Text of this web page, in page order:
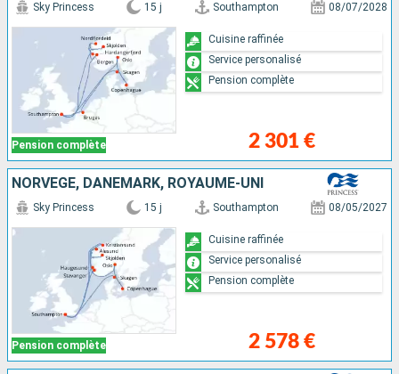
Pension complète
Sky Princess 15 j Southampton 08/07/2028
2 301 €
Cuisine raffinée
Service personalisé
Pension complète
NORVÈGE, DANEMARK, ROYAUME-UNI
Pension complète
Sky Princess 15 j Southampton 08/05/2027
2 578 €
Cuisine raffinée
Service personalisé
Pension complète